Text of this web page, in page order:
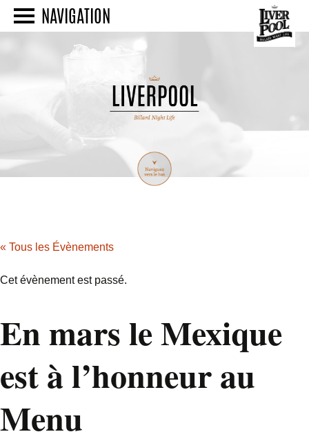
NAVIGATION
« Tous les Évènements
Cet évènement est passé.
En mars le Mexique
est à l’honneur au
Menu